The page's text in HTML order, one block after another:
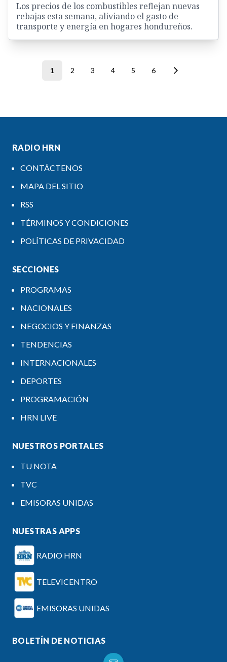
Los precios de los combustibles reflejan nuevas
rebajas esta semana, aliviando el gasto de
transporte y energía en hogares hondureños.
1 2 3 4 5 6
RADIO HRN
CONTÁCTENOS
MAPA DEL SITIO
RSS
TÉRMINOS Y CONDICIONES
POLÍTICAS DE PRIVACIDAD
SECCIONES
PROGRAMAS
NACIONALES
NEGOCIOS Y FINANZAS
TENDENCIAS
INTERNACIONALES
DEPORTES
PROGRAMACIÓN
HRN LIVE
NUESTROS PORTALES
TU NOTA
TVC
EMISORAS UNIDAS
NUESTRAS APPS
RADIO HRN
TELEVICENTRO
EMISORAS UNIDAS
BOLETÍN DE NOTICIAS